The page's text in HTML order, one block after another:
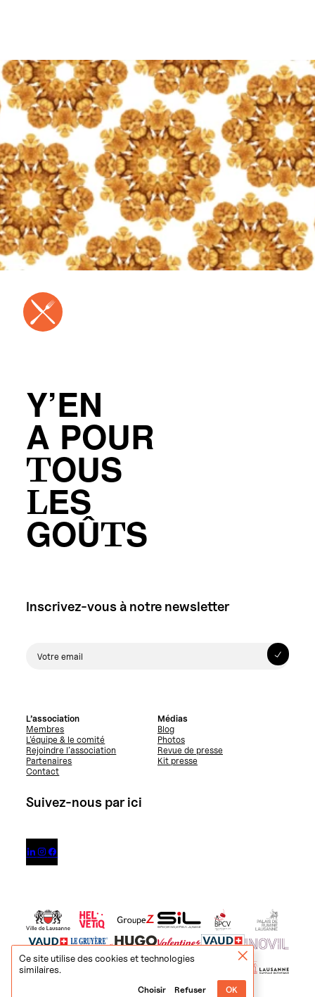
Ce site utilise des cookies et technologies
similaires.
OK
Refuser
Choisir
Y’EN
A POUR
TOUS
LES
GOÛTS
Inscrivez-vous à notre newsletter
L’association
Membres
L’équipe & le comité
Rejoindre l’association
Partenaires
Contact
Médias
Blog
Photos
Revue de presse
Kit presse
Suivez-nous par ici
  